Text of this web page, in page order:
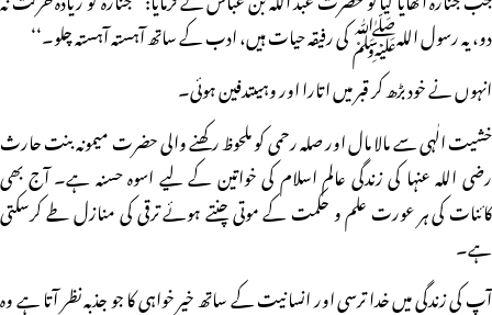
دو، یہ رسول اللہﷺ کی رفیقہ حیات ہیں، ادب کے ساتھ آہستہ آہستہ چلو۔‘‘
انہوں نے خود بڑھ کر قبر میں اتارا اور وہیںتدفین ہوئی۔
خشیت الٰہی سے مالا مال اور صلہ رحمی کو ملحوظ رکھنے والی حضرت میمونہ بنت حارث
رضی اللہ عنہا کی زندگی عالم اسلام کی خواتین کے لیے اسوہ حسنہ ہے۔ آج بھی
کائنات کی ہر عورت علم و حکمت کے موتی چنتے ہوئے ترقی کی منازل طے کرسکتی
ہے۔
آپ کی زندگی میں خدا ترسی اور انسانیت کے ساتھ خیر خواہی کا جو جذبہ نظر آتا ہے وہ